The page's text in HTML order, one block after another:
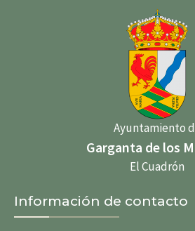
Ayuntamiento
Garganta de los
El Cuadrón
Información de contacto